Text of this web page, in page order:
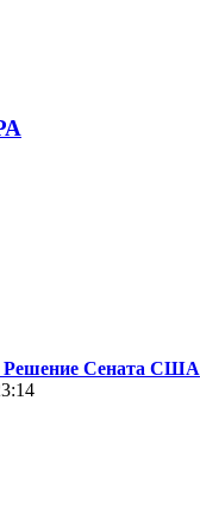
Решение Сената США